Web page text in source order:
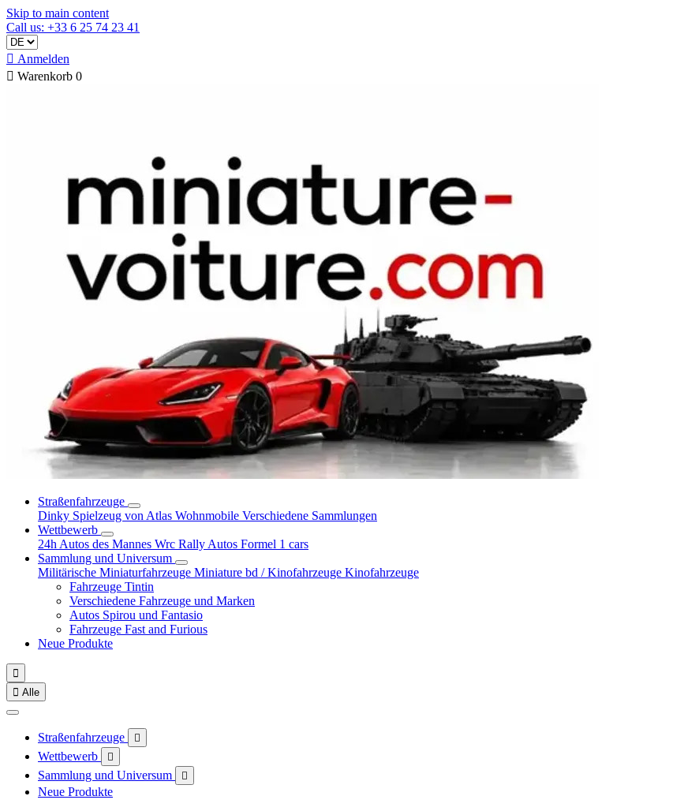
Skip to main content
Call us: +33 6 25 74 23 41
 Anmelden
 Warenkorb 0
Straßenfahrzeuge
Dinky Spielzeug von Atlas Wohnmobile Verschiedene Sammlungen
Wettbewerb
24h Autos des Mannes Wrc Rally Autos Formel 1 cars
Sammlung und Universum
Militärische Miniaturfahrzeuge Miniature bd / Kinofahrzeuge Kinofahrzeuge
Fahrzeuge Tintin
Verschiedene Fahrzeuge und Marken
Autos Spirou und Fantasio
Fahrzeuge Fast and Furious
Neue Produkte

 Alle
Straßenfahrzeuge 
Wettbewerb 
Sammlung und Universum 
Neue Produkte